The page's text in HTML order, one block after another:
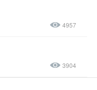
4957
3904